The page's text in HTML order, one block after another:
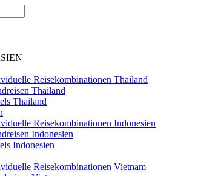
Reisekombinationen Thailand
Thailand
Thailand
Reisekombinationen Indonesien
Indonesien
Indonesien
Reisekombinationen Vietnam